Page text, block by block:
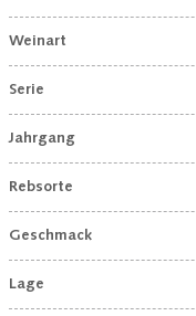
Weinart
Serie
Jahrgang
Rebsorte
Geschmack
Lage